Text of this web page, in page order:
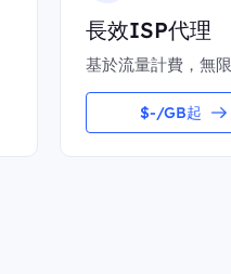
長效ISP代理
基於流量計費，無
$-/GB起